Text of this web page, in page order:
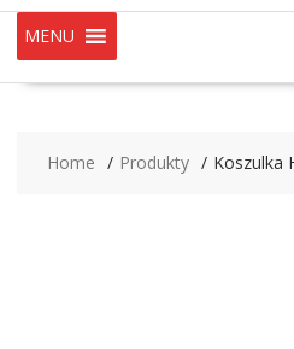
MENU
Home Produkty Koszulka